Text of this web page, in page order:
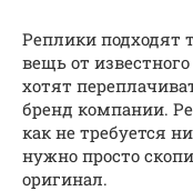
Реплики подходят
вещь от
хотят
бренд компании.
как не требуется
нужно просто
оригинал.